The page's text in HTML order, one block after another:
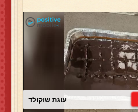
עוגת שוקולד